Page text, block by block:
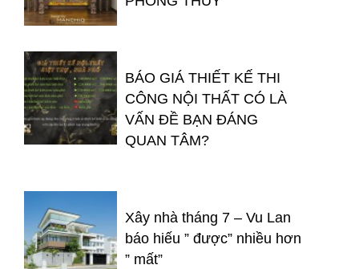
BÁO GIÁ THIẾT KẾ THI
CÔNG NỘI THẤT CÓ LÀ
VẤN ĐỀ BẠN ĐÁNG
QUAN TÂM?
Xây nhà tháng 7 – Vu Lan
báo hiếu ” được” nhiều hơn
” mất”